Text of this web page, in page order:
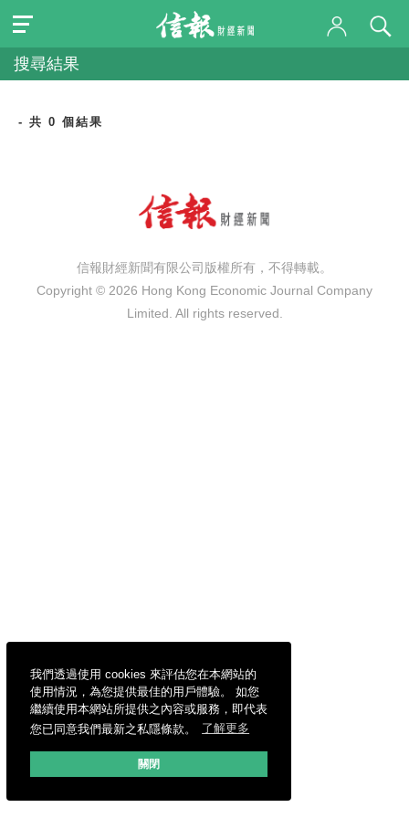
我們透過使用 cookies 來評估您在本網站的
使用情況，為您提供最佳的用戶體驗。 如您
繼續使用本網站所提供之內容或服務，即代表
您已同意我們最新之私隱條款。
了解更多
關閉
搜尋結果
- 共 0 個結果
信報財經新聞有限公司版權所有，不得轉載。
Copyright © 2026 Hong Kong Economic Journal Company
Limited. All rights reserved.